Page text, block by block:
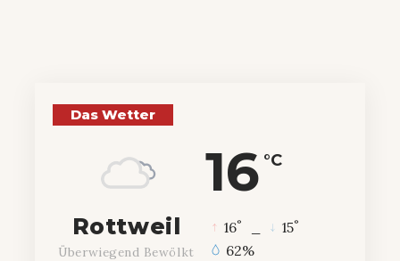
Das Wetter
16 °C
Rottweil
Überwiegend Bewölkt
16° 15°
62%